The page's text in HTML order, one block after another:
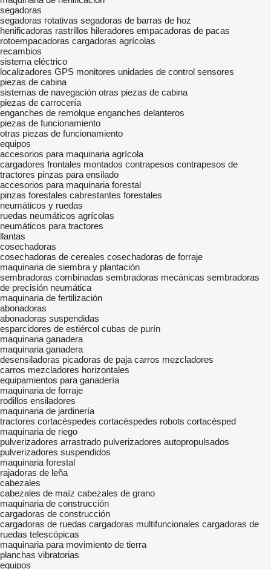
segadoras
segadoras rotativas segadoras de barras de hoz
henificadoras rastrillos hileradores empacadoras de pacas
rotoempacadoras cargadoras agrícolas
recambios
sistema eléctrico
localizadores GPS monitores unidades de control sensores
piezas de cabina
sistemas de navegación otras piezas de cabina
piezas de carrocería
enganches de remolque enganches delanteros
piezas de funcionamiento
otras piezas de funcionamiento
equipos
accesorios para maquinaria agrícola
cargadores frontales montados contrapesos contrapesos de
tractores pinzas para ensilado
accesorios para maquinaria forestal
pinzas forestales cabrestantes forestales
neumáticos y ruedas
ruedas neumáticos agrícolas
neumáticos para tractores
llantas
cosechadoras
cosechadoras de cereales cosechadoras de forraje
maquinaria de siembra y plantación
sembradoras combinadas sembradoras mecánicas sembradoras
de precisión neumática
maquinaria de fertilización
abonadoras
abonadoras suspendidas
esparcidores de estiércol cubas de purín
maquinaria ganadera
maquinaria ganadera
desensiladoras picadoras de paja carros mezcladores
carros mezcladores horizontales
equipamientos para ganadería
maquinaria de forraje
rodillos ensiladores
maquinaria de jardinería
tractores cortacéspedes cortacéspedes robots cortacésped
maquinaria de riego
pulverizadores arrastrado pulverizadores autopropulsados
pulverizadores suspendidos
maquinaria forestal
rajadoras de leña
cabezales
cabezales de maíz cabezales de grano
maquinaria de construcción
cargadoras de construcción
cargadoras de ruedas cargadoras multifuncionales cargadoras de
ruedas telescópicas
maquinaria para movimiento de tierra
planchas vibratorias
equipos